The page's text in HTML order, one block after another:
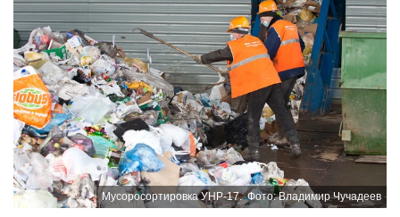
Мусоросортировка УНР-17.Фото: Владимир Чучадеев